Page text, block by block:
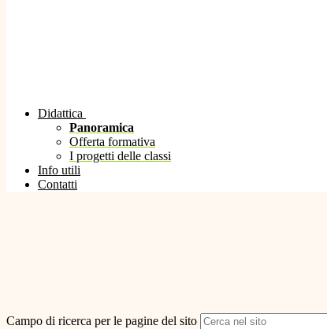
Didattica
Panoramica
Offerta formativa
I progetti delle classi
Info utili
Contatti
Campo di ricerca per le pagine del sito